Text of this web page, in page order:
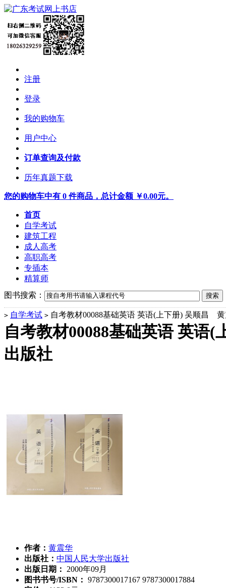
注册
登录
我的购物车
用户中心
订单查询及付款
历年真题下载
您的购物车中有 0 件商品，总计金额 ￥0.00元。
首页
自学考试
建筑工程
成人高考
高职高考
专插本
精算师
图书搜索：
> 自学考试 > 自考教材00088基础英语 英语(上下册) 吴顺昌
自考教材00088基础英语 英
出版社
作者： 黄震华
出版社： 中国人民大学出版社
出版日期：
2000年09月
图书书号/ISBN： 9787300017167 9787300017884